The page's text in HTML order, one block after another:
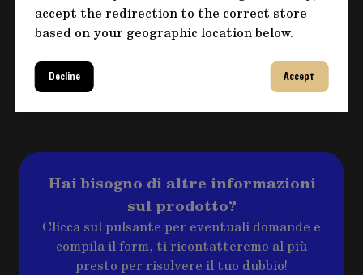
accept the redirection to the correct store
based on your geographic location below.
Decline Accept
CONSEGNA EXPRESS
METODO DI PAGAMENTO
Bonifico
RESI E RIMBORSI
Hai bisogno di altre informazioni
sul prodotto?
Clicca sul pulsante per eventuali domande e
compila il form, ti ricontatteremo al più
presto per risolvere il tuo dubbio!